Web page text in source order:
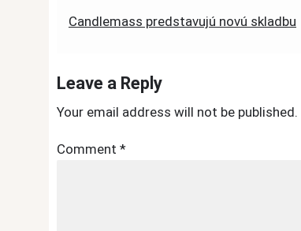
Post
Candlemass predstavujú novú skladbu
Leave a Reply
Your email address will not be published.
Comment *